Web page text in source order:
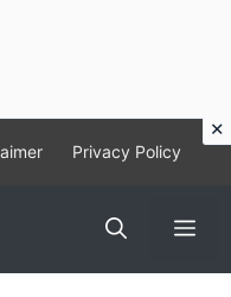
Privacy Policy